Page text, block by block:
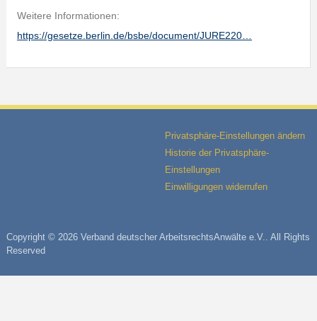
Weitere Informationen:
https://gesetze.berlin.de/bsbe/document/JURE220…
Privatsphäre-Einstellungen ändern
Historie der Privatsphäre-
Einstellungen
Einwilligungen widerrufen
Copyright © 2026 Verband deutscher ArbeitsrechtsAnwälte e.V.. All Rights
Reserved